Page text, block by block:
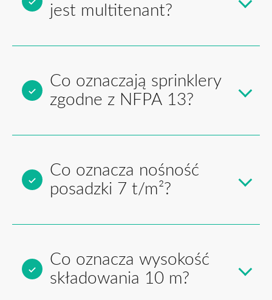
jest multitenant?
Co oznaczają sprinklery
zgodne z NFPA 13?
Co oznacza nośność
posadzki 7 t/m²?
Co oznacza wysokość
składowania 10 m?